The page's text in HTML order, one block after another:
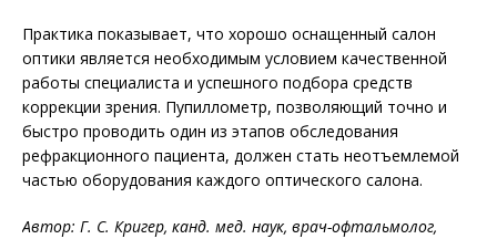
Практика показывает, что хорошо оснащенный салон
оптики является необходимым условием качественной
работы специалиста и успешного подбора средств
коррекции зрения. Пупиллометр, позволяющий точно и
быстро проводить один из этапов обследования
рефракционного пациента, должен стать неотъемлемой
частью оборудования каждого оптического салона.
Автор: Г. С. Кригер, канд. мед. наук, врач-офтальмолог,